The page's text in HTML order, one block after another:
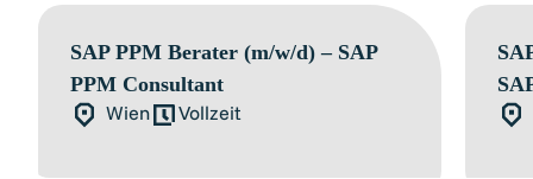
SAP PPM Berater (m/w/d) – SAP
PPM Consultant
Wien
Vollzeit